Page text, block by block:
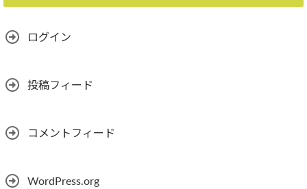
ログイン
投稿フィード
コメントフィード
WordPress.org